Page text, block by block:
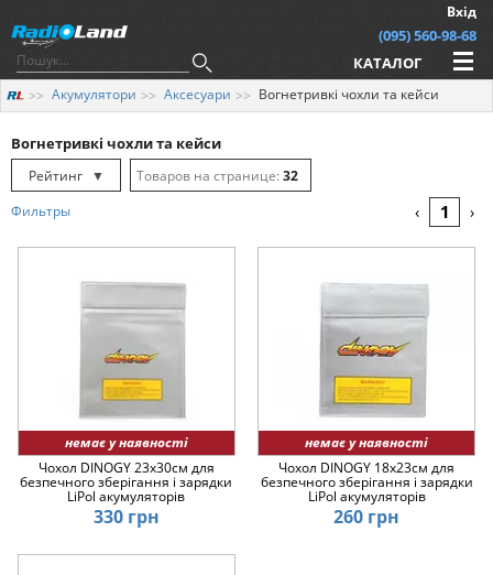
Вхід
(095) 560-98-68
КАТАЛОГ
Акумулятори Аксесуари Вогнетривкі чохли та кейси
Вогнетривкі чохли та кейси
Рейтинг
▼
Рейтинг
▲
32
Фильтры ‹ 1 ›
немає у наявності
Чохол DINOGY 23x30см для
безпечного зберігання і зарядки
LiPol акумуляторів
330 грн
немає у наявності
Чохол DINOGY 18x23см для
безпечного зберігання і зарядки
LiPol акумуляторів
260 грн